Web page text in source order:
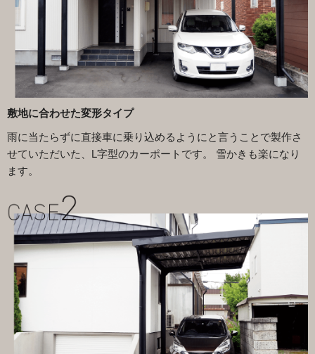
敷地に合わせた変形タイプ
雨に当たらずに直接車に乗り込めるようにと言うことで製作さ
せていただいた、L字型のカーポートです。 雪かきも楽になり
ます。